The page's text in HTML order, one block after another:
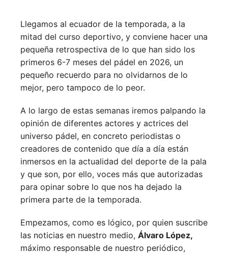
Llegamos al ecuador de la temporada, a la
mitad del curso deportivo, y conviene hacer una
pequeña retrospectiva de lo que han sido los
primeros 6-7 meses del pádel en 2026, un
pequeño recuerdo para no olvidarnos de lo
mejor, pero tampoco de lo peor.
A lo largo de estas semanas iremos palpando la
opinión de diferentes actores y actrices del
universo pádel, en concreto periodistas o
creadores de contenido que día a día están
inmersos en la actualidad del deporte de la pala
y que son, por ello, voces más que autorizadas
para opinar sobre lo que nos ha dejado la
primera parte de la temporada.
Empezamos, como es lógico, por quien suscribe
las noticias en nuestro medio, Álvaro López,
máximo responsable de nuestro periódico,